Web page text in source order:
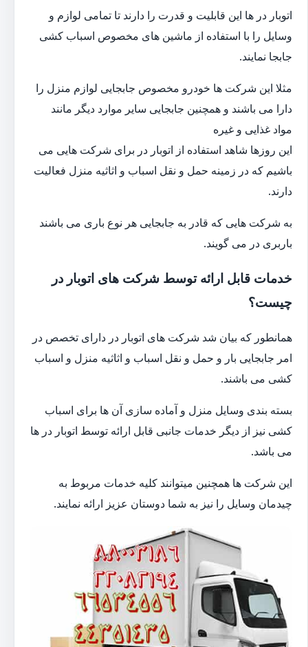
اتوبار در ها این قابلیت و قدرت را دارند تا تمامی لوازم و
وسایل را با استفاده از ماشین های مخصوص اسباب کشی
جابجا نمایند.
مثلا این شرکت ها خودرو مخصوص جابجایی لوازم منزل را
دارا می باشند و همچنین جابجایی سایر موارد دیگر مانند
مواد غذایی و غیره
این روزها شاهد استفاده از اتوبار در برای شرکت هایی می
باشیم که در زمینه حمل و نقل اسباب و اثاثیه منزل فعالیت
دارند.
به شرکت هایی که قادر به جابجایی هر نوع باری می باشند
باربری در می گویند.
خدمات قابل ارائه توسط شرکت های اتوبار در
چیست؟
همانطور که بیان شد شرکت های اتوبار در دارای تخصص در
امر جابجایی بار و حمل و نقل اسباب و اثاثیه منزل و اسباب
کشی می باشند.
بسته بندی وسایل منزل و آماده سازی آن ها برای اسباب
کشی نیز از دیگر خدمات جانبی قابل ارائه توسط اتوبار در ها
می باشد.
این شرکت ها همچنین میتوانند کلیه خدمات مربوط به
چیدمان وسایل را نیز به شما دوستان عزیز ارائه نمایند.